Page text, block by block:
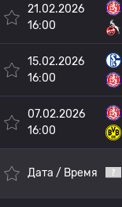
21.02.2026
16:00
15.02.2026
16:00
07.02.2026
16:00
Дата / Время